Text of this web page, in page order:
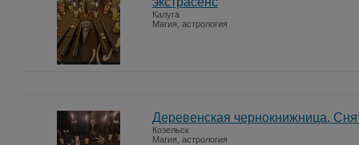
Калуга
Магия, астрология
Деревенская чернокнижница.
Козельск
Магия, астрология